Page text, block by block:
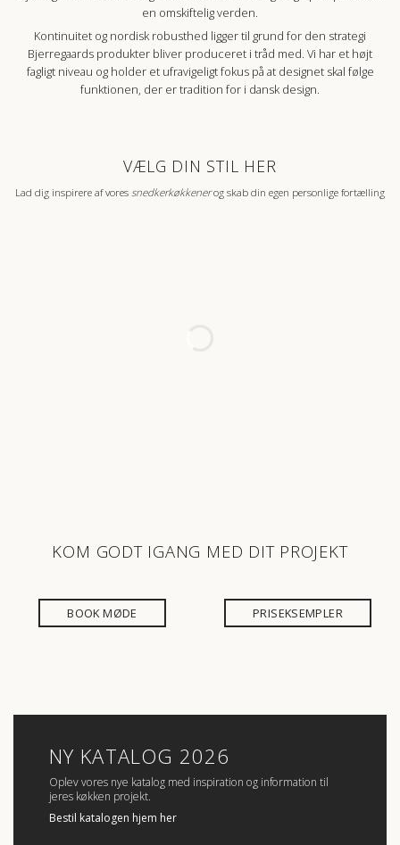
en omskiftelig verden.
Kontinuitet og nordisk robusthed ligger til grund for den strategi
Bjerregaards produkter bliver produceret i tråd med. Vi har et højt
fagligt niveau og holder et ufravigeligt fokus på at designet skal følge
funktionen, der er tradition for i dansk design.
VÆLG DIN STIL HER
Lad dig inspirere af vores snedkerkøkkenerog skab din egen personlige fortælling
KOM GODT IGANG MED DIT PROJEKT
BOOK MØDE PRISEKSEMPLER
NY KATALOG 2026
Oplev vores nye katalog med inspiration og information til
jeres køkken projekt.
Bestil katalogen hjem her